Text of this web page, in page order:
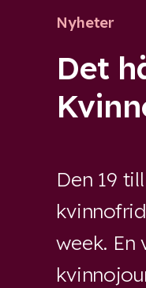
Nyheter
Det
Den 19
week. En